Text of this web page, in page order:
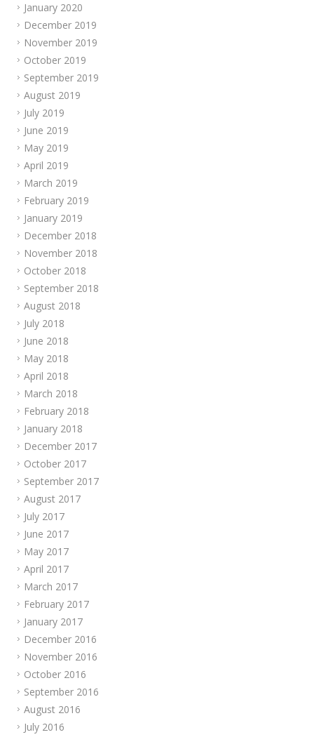
January 2020
December 2019
November 2019
October 2019
September 2019
August 2019
July 2019
June 2019
May 2019
April 2019
March 2019
February 2019
January 2019
December 2018
November 2018
October 2018
September 2018
August 2018
July 2018
June 2018
May 2018
April 2018
March 2018
February 2018
January 2018
December 2017
October 2017
September 2017
August 2017
July 2017
June 2017
May 2017
April 2017
March 2017
February 2017
January 2017
December 2016
November 2016
October 2016
September 2016
August 2016
July 2016